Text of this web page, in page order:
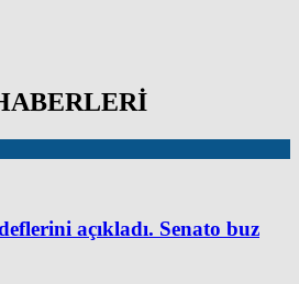
açıkladı. Senato buz